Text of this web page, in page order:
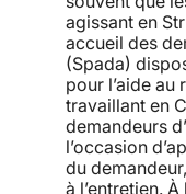
agissant en
accueil des
(Spada)
pour l’aide au
travaillant en
demandeurs
l’occasion
du
à l’entretien. À